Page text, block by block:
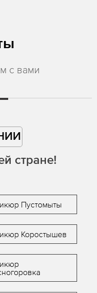
с вами
стране!
Пустомыты
Коростышев